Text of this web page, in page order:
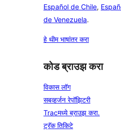
Español de Chile,
de Venezuela.
हे थीम भाषांतर करा
कोड ब्राउझ करा
विकास लॉग
सबव्हर्जन रेपॉझिटरी
Tracमध्ये ब्राउझ करा.
ट्रॅक तिकिटे